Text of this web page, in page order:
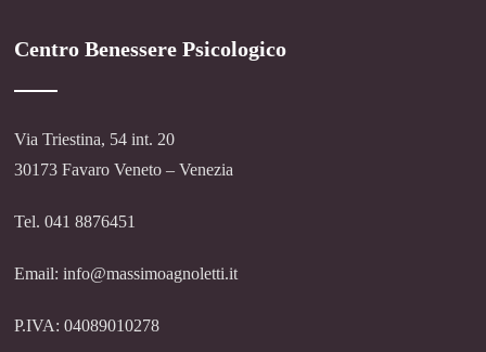
Centro Benessere Psicologico
Via Triestina, 54 int. 20
30173 Favaro Veneto – Venezia
Tel. 041 8876451
Email: info@massimoagnoletti.it
P.IVA: 04089010278